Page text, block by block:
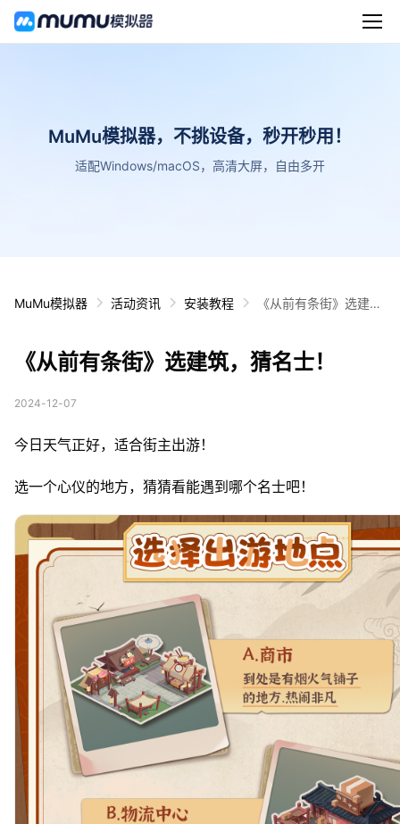
MuMu模拟器，不挑设备，秒开秒用！
适配Windows/macOS，高清大屏，自由多开
MuMu模拟器 活动资讯 安装教程
《从前有条街》选建
《从前有条街》选建筑，猜名士！
2024-12-07
今日天气正好，适合街主出游！
选一个心仪的地方，猜猜看能遇到哪个名士吧！